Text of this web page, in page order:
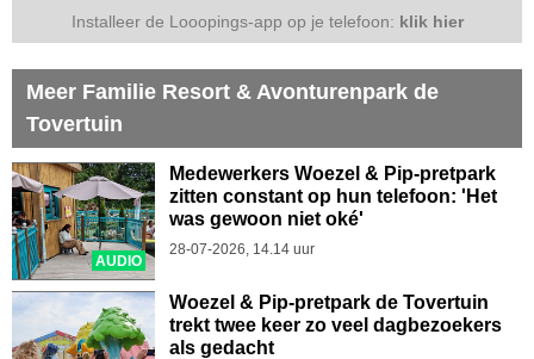
Installeer de Looopings-app op je telefoon: klik hier
Meer Familie Resort & Avonturenpark de
Tovertuin
AUDIO
Medewerkers Woezel & Pip-pretpark
zitten constant op hun telefoon: 'Het
was gewoon niet oké'
28-07-2026, 14.14 uur
Woezel & Pip-pretpark de Tovertuin
trekt twee keer zo veel dagbezoekers
als gedacht